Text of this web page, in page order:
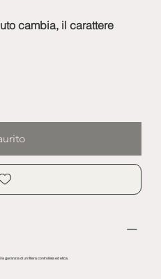
cambia, il carattere
la garanzia di un filiera controllata ed etica.